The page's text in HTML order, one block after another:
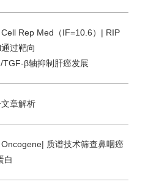
Cell Rep Med（IF=10.6）| RIP
过靶向
TGF-β轴抑制肝癌发展
章解析
Oncogene| 质谱技术筛查鼻咽癌
白